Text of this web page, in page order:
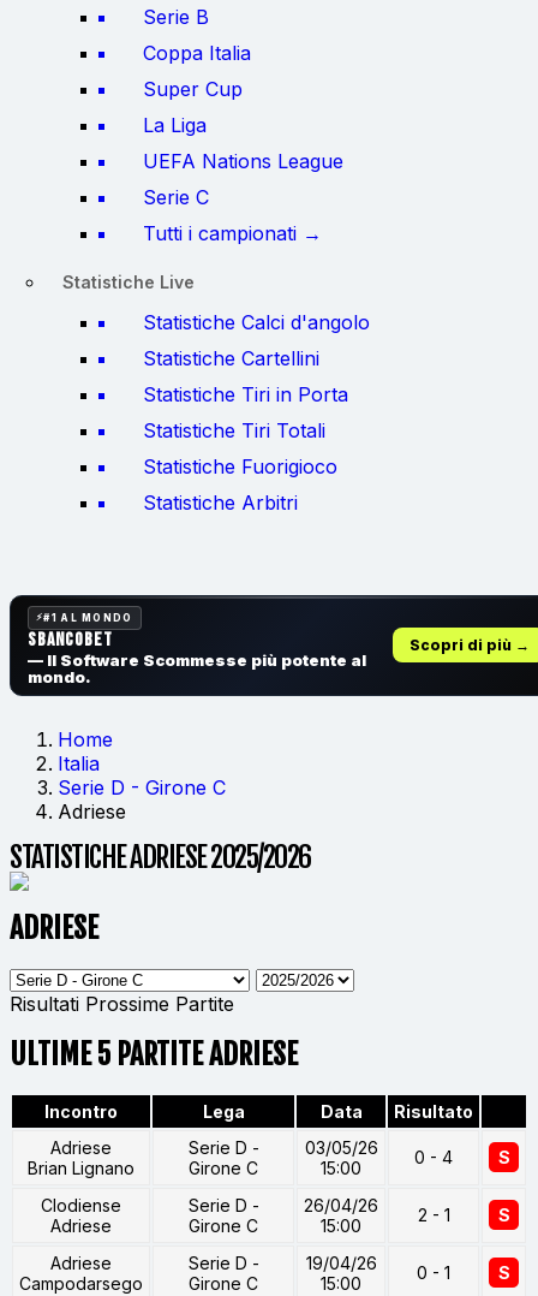
Serie B
Coppa Italia
Super Cup
La Liga
UEFA Nations League
Serie C
Tutti i campionati →
Statistiche Live
Statistiche Calci d'angolo
Statistiche Cartellini
Statistiche Tiri in Porta
Statistiche Tiri Totali
Statistiche Fuorigioco
Statistiche Arbitri
#1 AL MONDO
SbancoBet
— Il Software Scommesse più potente al
mondo.
Scopri di più →
Home
Italia
Serie D - Girone C
Adriese
STATISTICHE ADRIESE 2025/2026
ADRIESE
Risultati Prossime Partite
ULTIME 5 PARTITE ADRIESE
Incontro Lega Data
Risultato
Adriese
Brian Lignano
Serie D -
Girone C
03/05/26
15:00
0 - 4 S
Clodiense
Adriese
Serie D -
Girone C
26/04/26
15:00
2 - 1 S
Adriese
Campodarsego
Serie D -
Girone C
19/04/26
15:00
0 - 1 S